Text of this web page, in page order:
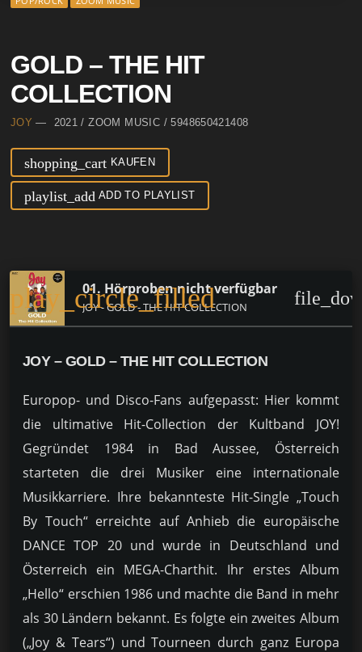
GOLD – THE HIT
COLLECTION
JOY — 2021 / ZOOM MUSIC / 5948650421408
shopping_cart KAUFEN
playlist_add ADD TO PLAYLIST
play_circle_filled
01. Hörproben nicht verfügbar
JOY - GOLD - THE HIT COLLECTION
JOY – GOLD – THE HIT COLLECTION
Europop- und Disco-Fans aufgepasst: Hier kommt
die ultimative Hit-Collection der Kultband JOY!
Gegründet 1984 in Bad Aussee, Österreich
starteten die drei Musiker eine internationale
Musikkarriere. Ihre bekannteste Hit-Single „Touch
By Touch“ erreichte auf Anhieb die europäische
DANCE TOP 20 und wurde in Deutschland und
Österreich ein MEGA-Charthit. Ihr erstes Album
„Hello“ erschien 1986 und machte die Band in mehr
als 30 Ländern bekannt. Es folgte ein zweites Album
(„Joy & Tears“) und Tourneen durch ganz Europa